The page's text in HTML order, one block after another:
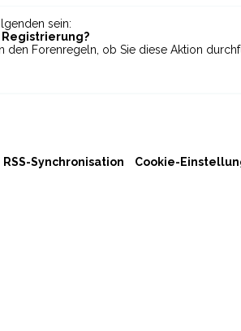
sein:
Registrierung?
den Forenregeln, ob Sie diese Aktion
RSS-Synchronisation Cookie-